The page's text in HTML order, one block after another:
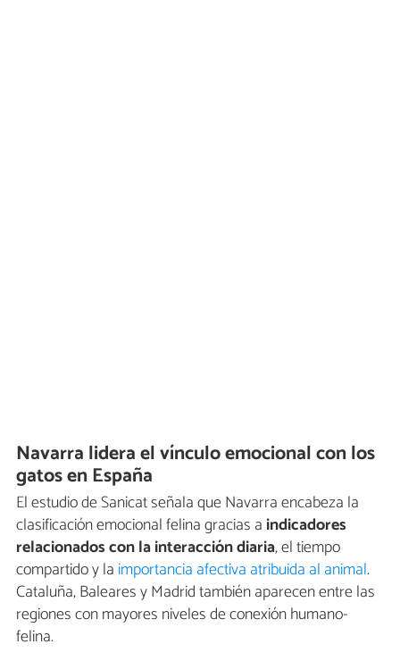
Navarra lidera el vínculo emocional con los
gatos en España
El estudio de Sanicat señala que Navarra encabeza la
clasificación emocional felina gracias a indicadores
relacionados con la interacción diaria, el tiempo
compartido y la importancia afectiva atribuida al animal.
Cataluña, Baleares y Madrid también aparecen entre las
regiones con mayores niveles de conexión humano-
felina.